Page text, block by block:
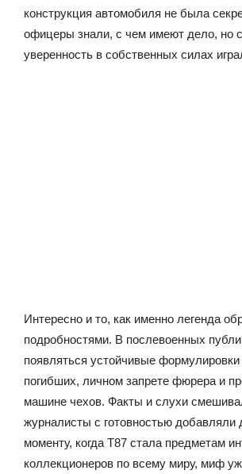
конструкция автомобиля не была
офицеры знали, с чем имеют дело, но
уверенность в собственных силах
Интересно и то, как именно легенда
подробностями. В послевоенных
появляться устойчивые формулировки
погибших, личном запрете фюрера и
машине чехов. Факты и слухи
журналисты с готовностью добавляли
моменту, когда T87 стала предметам
коллекционеров по всему миру, миф